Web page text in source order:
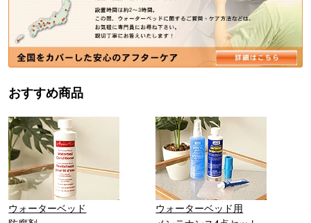
おすすめ商品
ウォーターベッド
ウォーターベッド用